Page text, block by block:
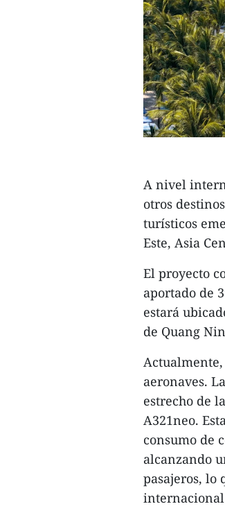
A nivel
otros
turísticos
Este, Asia
El proyecto
aportado de
estará
de Quang
Actualmente,
aeronaves.
estrecho de
A321neo.
consumo de
alcanzando
pasajeros, lo